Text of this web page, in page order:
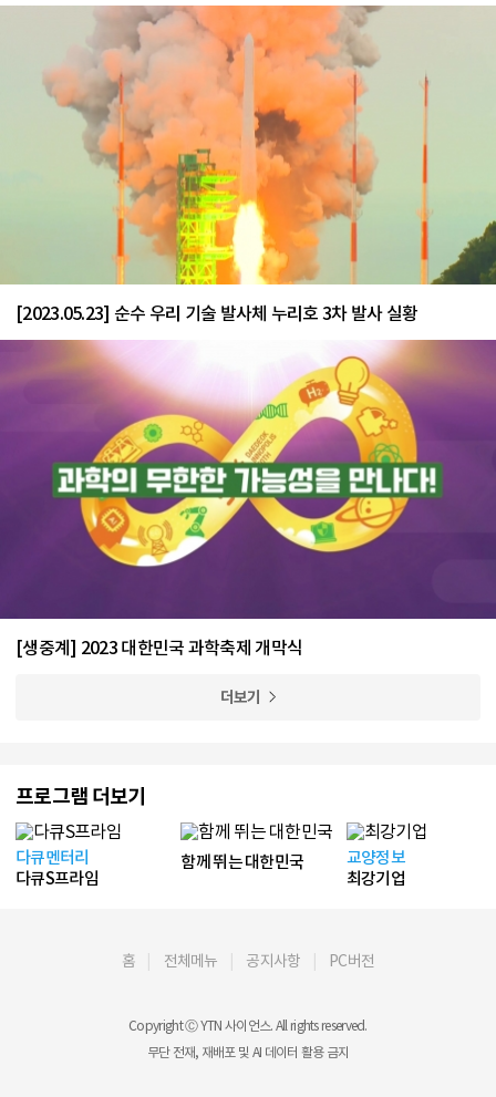
[2023.05.23] 순수 우리 기술 발사체 누리호 3차 발사 실황
[생중계] 2023 대한민국 과학축제 개막식
더보기
프로그램 더보기
다큐멘터리
다큐S프라임
함께 뛰는 대한민국
교양정보
최강기업
홈 전체메뉴 공지사항 PC버전
Copyright Ⓒ YTN 사이언스. All rights reserved.
무단 전재, 재배포 및 AI 데이터 활용 금지